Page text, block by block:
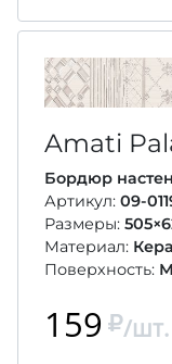
Amati
Бордюр
Артикул: 09-
Размеры:
Материал:
Поверхность:
159 /шт.